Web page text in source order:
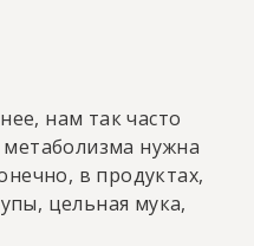
нам так часто
метаболизма нужна
в продуктах,
цельная мука,